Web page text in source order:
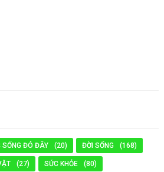
SỐNG ĐÓ ĐÂY (20) ĐỜI SỐNG (168)
(27) SỨC KHỎE (80)